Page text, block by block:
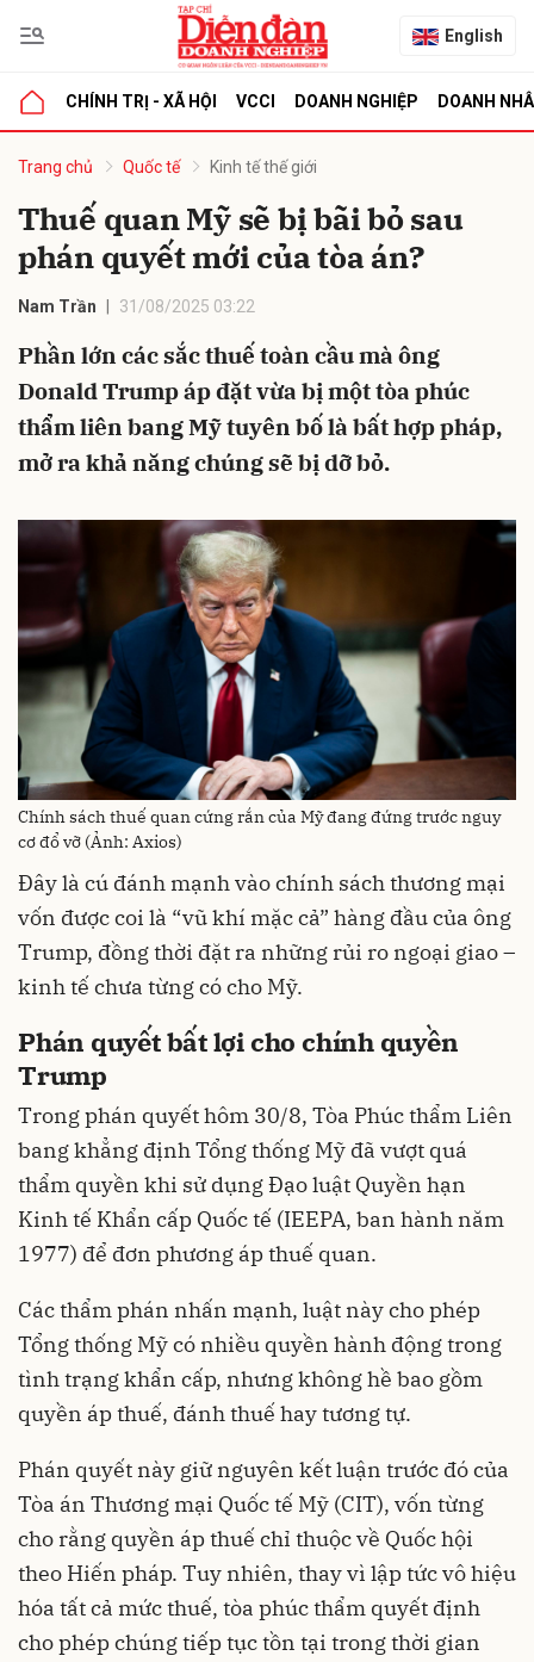
English
CHÍNH TRỊ - XÃ HỘI VCCI DOANH NGHIỆP DOANH
Trang chủ Quốc tế Kinh tế thế giới
Thuế quan Mỹ sẽ bị bãi bỏ sau
phán quyết mới của tòa án?
Nam Trần 31/08/2025 03:22
Phần lớn các sắc thuế toàn cầu mà ông
Donald Trump áp đặt vừa bị một tòa phúc
thẩm liên bang Mỹ tuyên bố là bất hợp pháp,
mở ra khả năng chúng sẽ bị dỡ bỏ.
Chính sách thuế quan cứng rắn của Mỹ đang đứng trước nguy
cơ đổ vỡ (Ảnh: Axios)
Đây là cú đánh mạnh vào chính sách thương mại
vốn được coi là “vũ khí mặc cả” hàng đầu của ông
Trump, đồng thời đặt ra những rủi ro ngoại giao –
kinh tế chưa từng có cho Mỹ.
Phán quyết bất lợi cho chính quyền
Trump
Trong phán quyết hôm 30/8, Tòa Phúc thẩm Liên
bang khẳng định Tổng thống Mỹ đã vượt quá
thẩm quyền khi sử dụng Đạo luật Quyền hạn
Kinh tế Khẩn cấp Quốc tế (IEEPA, ban hành năm
1977) để đơn phương áp thuế quan.
Các thẩm phán nhấn mạnh, luật này cho phép
Tổng thống Mỹ có nhiều quyền hành động trong
tình trạng khẩn cấp, nhưng không hề bao gồm
quyền áp thuế, đánh thuế hay tương tự.
Phán quyết này giữ nguyên kết luận trước đó của
Tòa án Thương mại Quốc tế Mỹ (CIT), vốn từng
cho rằng quyền áp thuế chỉ thuộc về Quốc hội
theo Hiến pháp. Tuy nhiên, thay vì lập tức vô hiệu
hóa tất cả mức thuế, tòa phúc thẩm quyết định
cho phép chúng tiếp tục tồn tại trong thời gian
luận
Hủy